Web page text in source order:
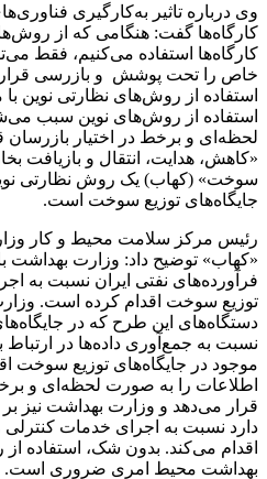
وی درباره تاثیر به‌کارگیری
کارگاه‌ها گفت: هنگامی که از
کارگاه‌ها استفاده می‌کنیم، فقط
خاص را تحت پوشش و بازرسی قرار
استفاده از روش‌های نظارتی نوین
استفاده از روش‌های نوین سبب
لحظه‌ای و برخط در اختیار بازرسان
«کاهش، هدایت، انتقال و بازیافت
سوخت» (کهاب) یک روش نظارتی
جایگاه‌های توزیع سوخت است.
رئیس مرکز سلامت محیط و کار
«کهاب» توضیح داد: وزارت
فرآورده‌های نفتی ایران نسبت به
توزیع سوخت اقدام کرده است.
دستگاه‌های این طرح که در
نسبت به جمع‌آوری داده‌ها در ارتباط
موجود در جایگاه‌های توزیع سوخت
اطلاعات را به صورت لحظه‌ای و
قرار می‌دهد و وزارت بهداشت نیز بر
دارد نسبت به اجرای خدمات
اقدام می‌کند. بدون شک، استفاده
بهداشت محیط امری ضروری است.